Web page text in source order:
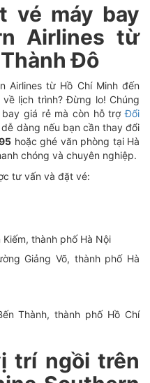
vé máy bay
Airlines từ
Đô
Airlines từ Hồ Chí Minh đến
lịch trình? Đừng lo! Chúng
bay giá rẻ mà còn hỗ trợĐổi
dễ dàng nếu bạn cần thay đổi
hoặc ghé văn phòng tại Hà
chóng và chuyên nghiệp.
tư vấn và đặt vé:
thành phố Hà Nội
Giảng Võ, thành phố Hà
Thành, thành phố Hồ Chí
trí ngồi trên